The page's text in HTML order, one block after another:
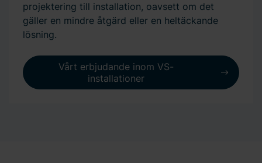
projektering till installation, oavsett om det
gäller en mindre åtgärd eller en heltäckande
lösning.
Vårt erbjudande inom VS-
installationer